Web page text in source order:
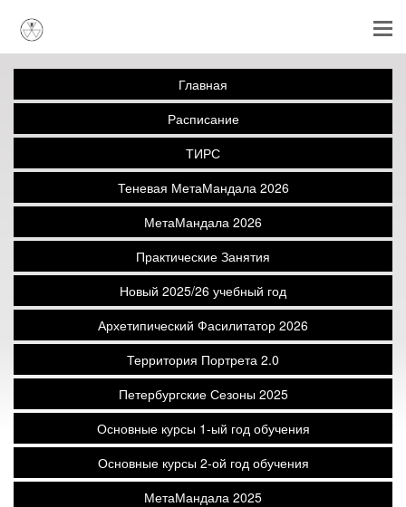
Главная
Расписание
ТИРС
Теневая МетаМандала 2026
МетаМандала 2026
Практические Занятия
Новый 2025/26 учебный год
Архетипический Фасилитатор 2026
Территория Портрета 2.0
Петербургские Сезоны 2025
Основные курсы 1-ый год обучения
Основные курсы 2-ой год обучения
МетаМандала 2025